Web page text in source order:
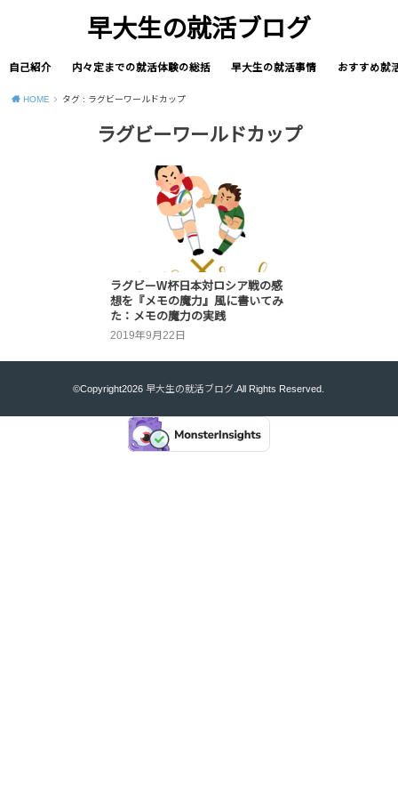
早大生の就活ブログ
自己紹介 内々定までの就活体験の総括 早大生の就活事情 おすすめ就
HOME タグ : ラグビーワールドカップ
ラグビーワールドカップ
ラグビーW杯日本対ロシア戦の感
想を『メモの魔力』風に書いてみ
た：メモの魔力の実践
2019年9月22日
©Copyright2026早大生の就活ブログ .All Rights Reserved.